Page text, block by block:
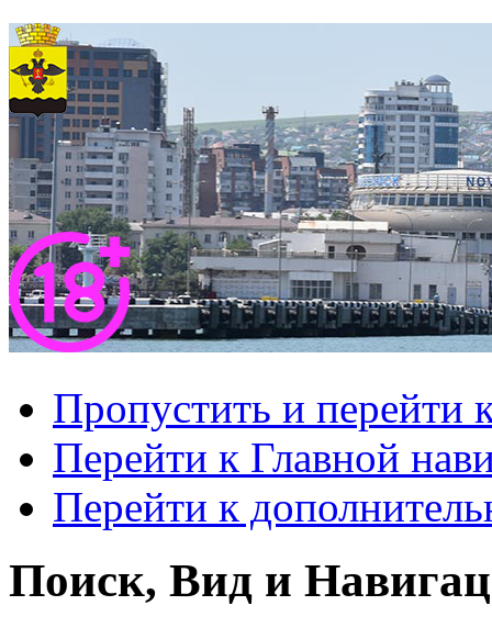
Пропустить и перейти
Перейти к Главной
Перейти к
Поиск, Вид и